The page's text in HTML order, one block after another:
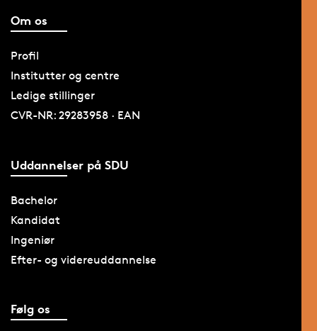
Om os
Profil
Institutter og centre
Ledige stillinger
CVR-NR: 29283958 · EAN
Uddannelser på SDU
Bachelor
Kandidat
Ingeniør
Efter- og videreuddannelse
Følg os